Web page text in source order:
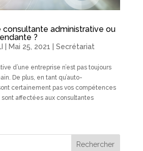
consultante administrative ou
?
Mai 25, 2021 Secrétariat
d’une entreprise n’est pas toujours
De plus, en tant qu’auto-
certainement pas vos compétences
affectées aux consultantes